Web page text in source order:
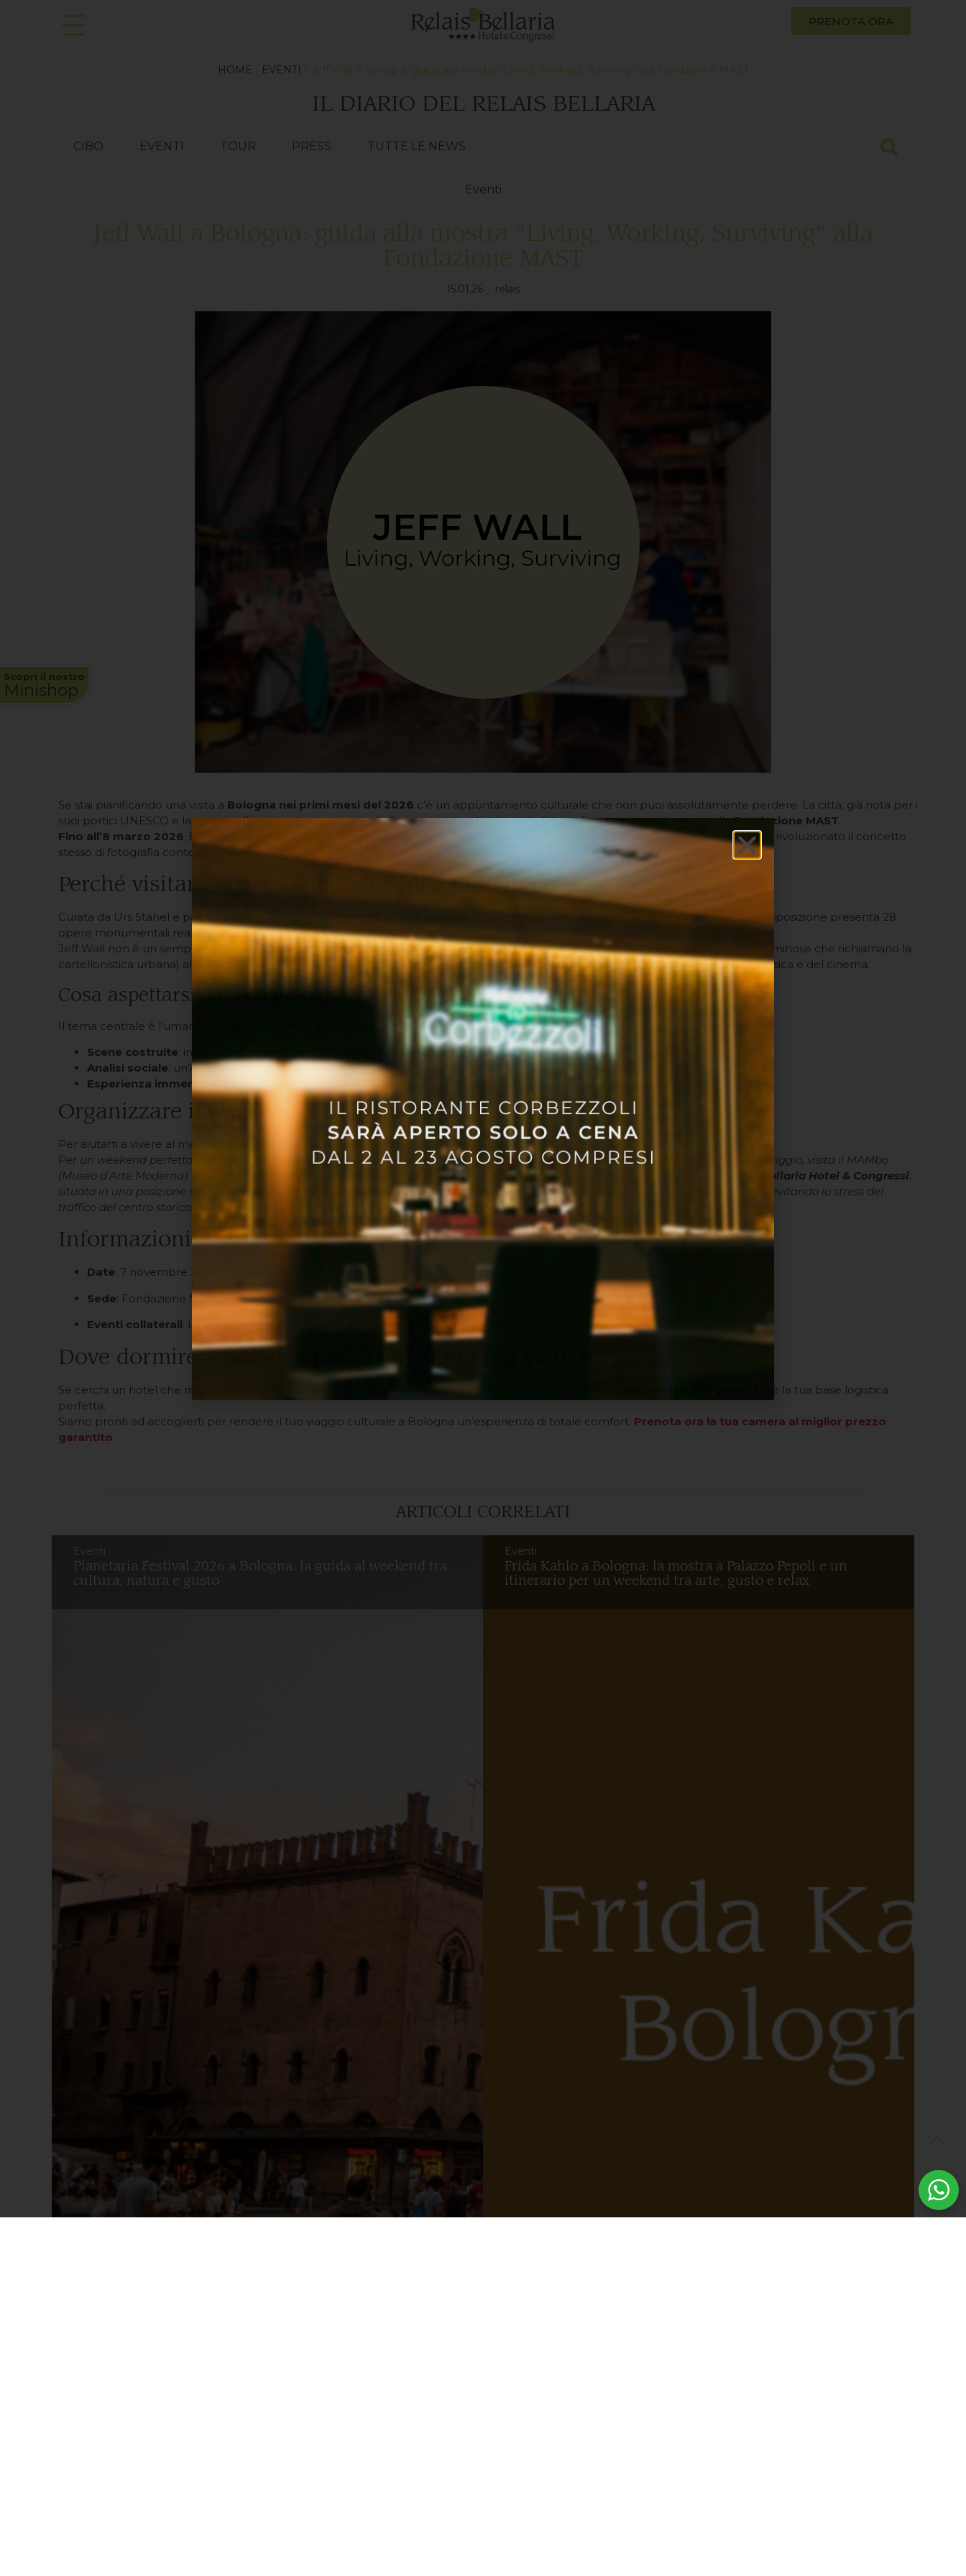
PRENOTA ORA
Scopri il nostro
Minishop
HOME | EVENTI | Jeff Wall a Bologna: guida alla mostra “Living, Working, Surviving” alla Fondazione MAST
IL DIARIO DEL RELAIS BELLARIA
CIBO EVENTI TOUR PRESS TUTTE LE NEWS
Eventi
Jeff Wall a Bologna: guida alla mostra “Living, Working, Surviving” alla
Fondazione MAST
15.01.26 relais
Se stai pianificando una visita a Bologna nei primi mesi del 2026 c’è un appuntamento culturale che non puoi assolutamente perdere. La città, già nota per i
suoi portici UNESCO e la sua eccellenza gastronomica, si conferma cuore pulsante della fotografia internazionale grazie allaFondazione MAST.
Fino all’8 marzo 2026, Bologna ospita “
, uno dei maestri che ha rivoluzionato il concetto
stesso di fotografia contemporanea.
Perché visitare la mostra di Jeff Wall a Bologna
Curata da Urs Stahel e parte integrante della VII edizione di
(la Biennale di Fotografia dell’Industria e del Lavoro), l’esposizione presenta 28
opere monumentali realizzate tra il 1980 e il 2021.
Jeff Wall non è un semplice fotografo: è un regista del fermo immagine. Le sue opere, che spaziano dai celebrilightbox
(scatole luminose che richiamano la
cartellonistica urbana) alle stampe di grande formato, fondono la precisione del dettaglio fotografico con l’estetica della pittura classica e del cinema.
Cosa aspettarsi dal percorso espositivo al MAST
Il tema centrale è l’umanità nel suo quotidiano. Attraverso il percorso espositivo, ammirerai:
Scene costruite: immagini che sembrano istantanee rubate, ma sono in realtà set cinematografici complessi.
Analisi sociale: un’indagine profonda sul lavoro, le periferie e i contrasti economici del mondo occidentale.
Esperienza immersiva: la luce dei lightbox trasforma lo spazio espositivo in un’esperienza sensoriale unica.
Organizzare il weekend a Bologna: il consiglio
Per aiutarti a vivere al meglio questa esperienza, abbiamo preparato noi un itinerario per te.
Per un weekend perfetto a Bologna all’insegna dell’arte, il primo giorno dedicati alla Fondazione MAST (zona Santa Viola). Nel pomeriggio, visita il MAMbo
(Museo d’Arte Moderna). Il secondo giorno esplora i portici del centro e il Museo Morandi. Per il soggiorno, la scelta ideale è il
Relais Bellaria Hotel & Congressi:
situato in una posizione strategica, offre un design moderno, ampi spazi verdi e la tranquillità necessaria dopo una giornata in città, evitando lo stress del
traffico del centro storico.
Informazioni Utili
Date: 7 novembre 2025 – 8 marzo 2026
Sede: Fondazione MAST, Via Speranza 42, Bologna.
Eventi collaterali: La mostra è arricchita da talk, workshop e proiezioni cinematografiche.
Dove dormire a Bologna per la mostra di Jeff Wall
Se cerchi un hotel che rifletta l’estetica moderna e la cura del dettaglio che troverai nelle opere di Jeff Wall, il
è la tua base logistica
perfetta.
Siamo pronti ad accoglierti per rendere il tuo viaggio culturale a Bologna un’esperienza di totale comfort. Prenota ora la tua camera al miglior prezzo
garantito.
ARTICOLI CORRELATI
Eventi
Planetaria Festival 2026 a Bologna: la guida al weekend tra
cultura, natura e gusto
Eventi
Frida Kahlo a Bologna: la mostra a Palazzo Pepoli e un
itinerario per un weekend tra arte, gusto e relax